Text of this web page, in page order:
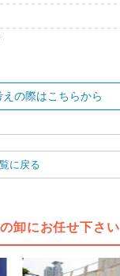
の際はこちらから
に戻る
卸にお任せ下さい